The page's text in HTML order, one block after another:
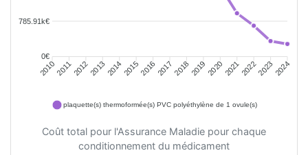
785.91k€
0€
201020112012201320142015201620172018201920202021202220232024
plaquette(s) thermoformée(s) PVC polyéthylène de 1 ovule(s)
Coût total pour l'Assurance Maladie pour chaque
conditionnement du médicament